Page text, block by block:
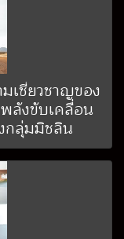
เชี่ยวชาญของ
ลังขับเคลื่อน
กลุ่มมิชลิน